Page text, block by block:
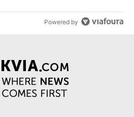
Powered by